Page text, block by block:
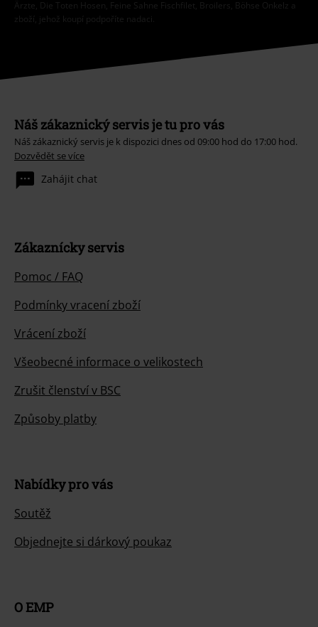
Ärzte, Die Toten Hosen, Feine Sahne Fischfilet, Broilers, Böhse Onkelz a
zboží, jehož koupí podpoříte nadaci.
Náš zákaznický servis je tu pro vás
Náš zákaznický servis je k dispozici dnes od 09:00 hod do 17:00 hod.
Dozvědět se více
Zahájit chat
Zákaznícky servis
Pomoc / FAQ
Podmínky vracení zboží
Vrácení zboží
Všeobecné informace o velikostech
Zrušit členství v BSC
Způsoby platby
Nabídky pro vás
Soutěž
Objednejte si dárkový poukaz
O EMP